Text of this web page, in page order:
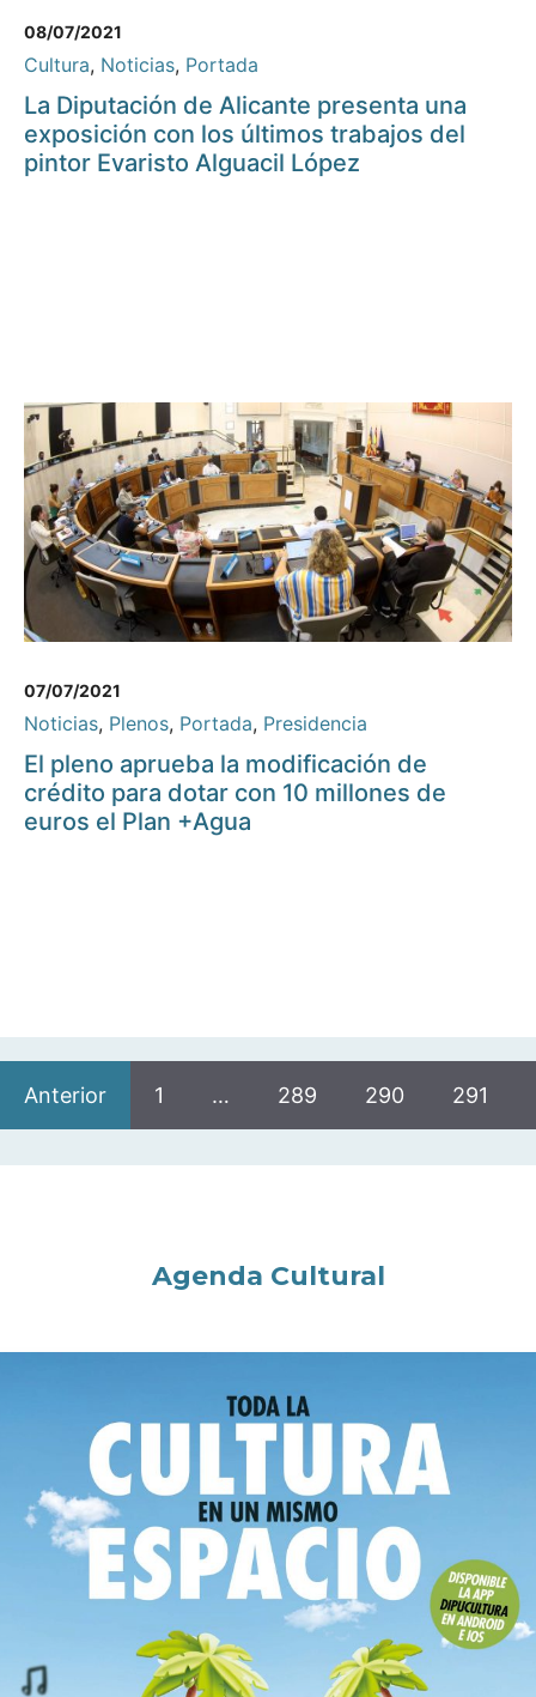
08/07/2021
Cultura, Noticias, Portada
La Diputación de Alicante presenta una
exposición con los últimos trabajos del
pintor Evaristo Alguacil López
07/07/2021
Noticias, Plenos, Portada, Presidencia
El pleno aprueba la modificación de
crédito para dotar con 10 millones de
euros el Plan +Agua
Anterior 1 … 289 290 291
Agenda Cultural